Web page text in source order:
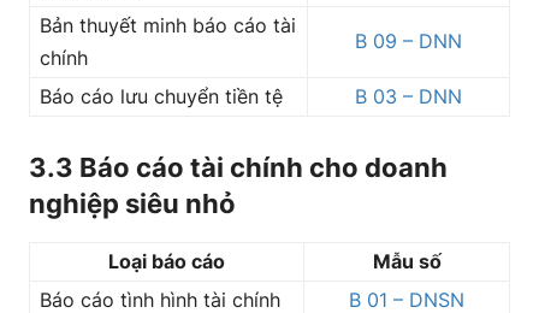
Bản thuyết minh báo cáo tài
chính
B 09 – DNN
Báo cáo lưu chuyển tiền tệ B 03 – DNN
3.3 Báo cáo tài chính cho doanh
nghiệp siêu nhỏ
Loại báo cáo
Mẫu số
Báo cáo tình hình tài chính
B 01 – DNSN